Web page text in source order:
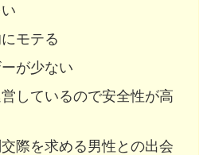
モテる
が少ない
営しているので安全性が高
際を求める男性との出会